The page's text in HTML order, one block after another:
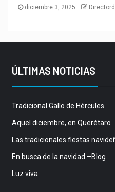
diciembre 3, 2025
ÚLTIMAS NOTICIAS
Tradicional Gallo de Hércules
Aquel diciembre, en Querétaro
Las tradicionales fiestas
En busca de la navidad –Blog
Luz viva